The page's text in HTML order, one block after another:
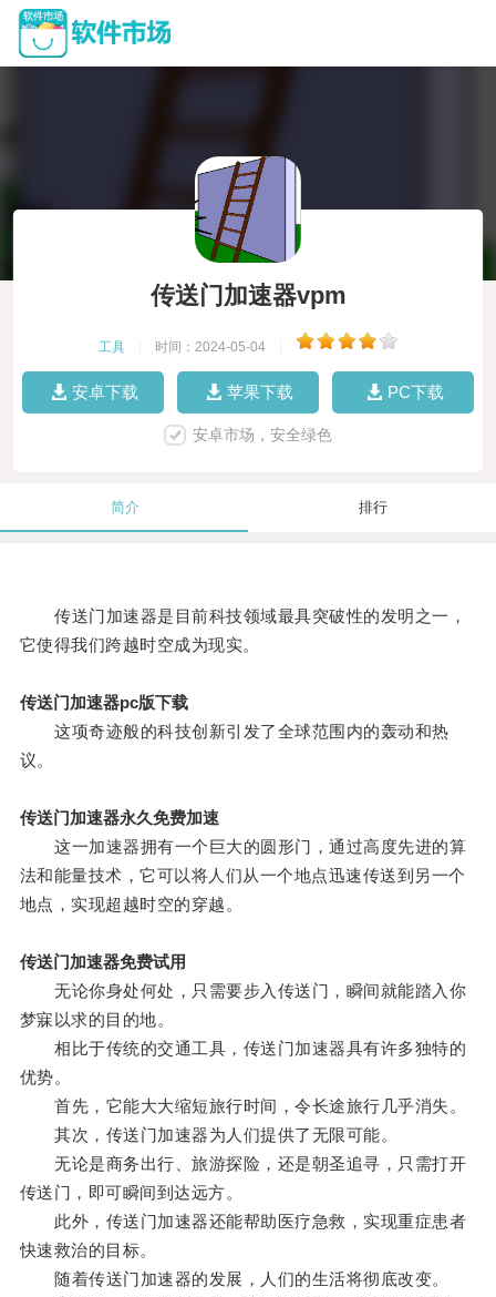
传送门加速器vpm
工具 时间：2024-05-04
安卓下载 苹果下载 PC下载
安卓市场，安全绿色
简介 排行
传送门加速器是目前科技领域最具突破性的发明之一，
它使得我们跨越时空成为现实。
传送门加速器pc版下载
这项奇迹般的科技创新引发了全球范围内的轰动和热
议。
传送门加速器永久免费加速
这一加速器拥有一个巨大的圆形门，通过高度先进的算
法和能量技术，它可以将人们从一个地点迅速传送到另一个
地点，实现超越时空的穿越。
传送门加速器免费试用
无论你身处何处，只需要步入传送门，瞬间就能踏入你
梦寐以求的目的地。
相比于传统的交通工具，传送门加速器具有许多独特的
优势。
首先，它能大大缩短旅行时间，令长途旅行几乎消失。
其次，传送门加速器为人们提供了无限可能。
无论是商务出行、旅游探险，还是朝圣追寻，只需打开
传送门，即可瞬间到达远方。
此外，传送门加速器还能帮助医疗急救，实现重症患者
快速救治的目标。
随着传送门加速器的发展，人们的生活将彻底改变。